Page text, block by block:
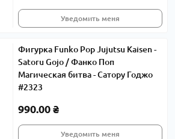
Уведомить меня
Фигурка Funko Pop Jujutsu Kaisen -
Satoru Gojo / Фанко Поп
Магическая битва - Сатору Годжо
#2323
990.00 ₴
Уведомить меня